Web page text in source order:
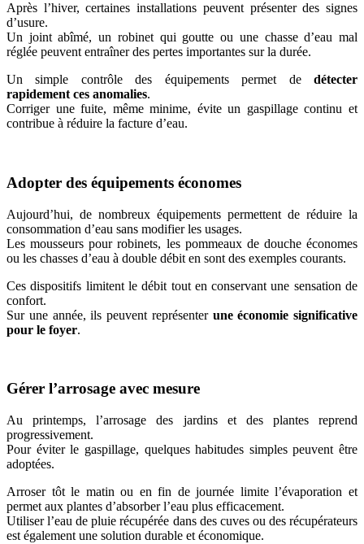
Après l’hiver, certaines installations peuvent présenter des signes
d’usure.
Un joint abîmé, un robinet qui goutte ou une chasse d’eau mal
réglée peuvent entraîner des pertes importantes sur la durée.
Un simple contrôle des équipements permet de détecter
rapidement ces anomalies.
Corriger une fuite, même minime, évite un gaspillage continu et
contribue à réduire la facture d’eau.
Adopter des équipements économes
Aujourd’hui, de nombreux équipements permettent de réduire la
consommation d’eau sans modifier les usages.
Les mousseurs pour robinets, les pommeaux de douche économes
ou les chasses d’eau à double débit en sont des exemples courants.
Ces dispositifs limitent le débit tout en conservant une sensation de
confort.
Sur une année, ils peuvent représenter une économie significative
pour le foyer.
Gérer l’arrosage avec mesure
Au printemps, l’arrosage des jardins et des plantes reprend
progressivement.
Pour éviter le gaspillage, quelques habitudes simples peuvent être
adoptées.
Arroser tôt le matin ou en fin de journée limite l’évaporation et
permet aux plantes d’absorber l’eau plus efficacement.
Utiliser l’eau de pluie récupérée dans des cuves ou des récupérateurs
est également une solution durable et économique.